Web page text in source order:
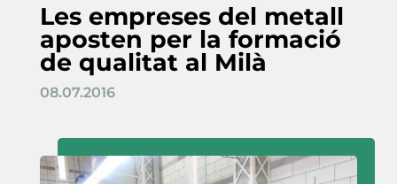
Les empreses del metall
aposten per la formació
de qualitat al Milà
08.07.2016